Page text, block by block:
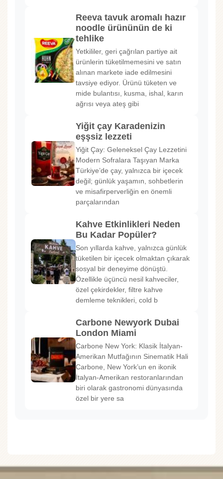
Reeva tavuk aromalı hazır
noodle ürününün de ki
tehlike
Yetkililer, geri çağrılan partiye ait
ürünlerin tüketilmemesini ve satın
alınan markete iade edilmesini
tavsiye ediyor. Ürünü tüketen ve
mide bulantısı, kusma, ishal, karın
ağrısı veya ateş gibi
Yiğit çay Karadenizin
eşşsiz lezzeti
Yiğit Çay: Geleneksel Çay Lezzetini
Modern Sofralara Taşıyan Marka
Türkiye’de çay, yalnızca bir içecek
değil; günlük yaşamın, sohbetlerin
ve misafirperverliğin en önemli
parçalarından
Kahve Etkinlikleri Neden
Bu Kadar Popüler?
Son yıllarda kahve, yalnızca günlük
tüketilen bir içecek olmaktan çıkarak
sosyal bir deneyime dönüştü.
Özellikle üçüncü nesil kahveciler,
özel çekirdekler, filtre kahve
demleme teknikleri, cold b
Carbone Newyork Dubai
London Miami
Carbone New York: Klasik İtalyan-
Amerikan Mutfağının Sinematik Hali
Carbone, New York’un en ikonik
İtalyan-Amerikan restoranlarından
biri olarak gastronomi dünyasında
özel bir yere sa